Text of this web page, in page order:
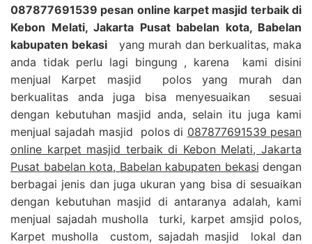
087877691539 pesan online karpet masjid terbaik di
Kebon Melati, Jakarta Pusat babelan kota, Babelan
kabupaten bekasiyang murah dan berkualitas, maka
anda tidak perlu lagi bingung , karena kami disini
menjual Karpet masjid polos yang murah dan
berkualitas anda juga bisa menyesuaikan sesuai
dengan kebutuhan masjid anda, selain itu juga kami
menjual sajadah masjid polos di 087877691539 pesan
online karpet masjid terbaik di Kebon Melati, Jakarta
Pusat babelan kota, Babelan kabupaten bekasi dengan
berbagai jenis dan juga ukuran yang bisa di sesuaikan
dengan kebutuhan masjid di antaranya adalah, kami
menjual sajadah musholla turki, karpet amsjid polos,
Karpet musholla custom, sajadah masjid lokal dan